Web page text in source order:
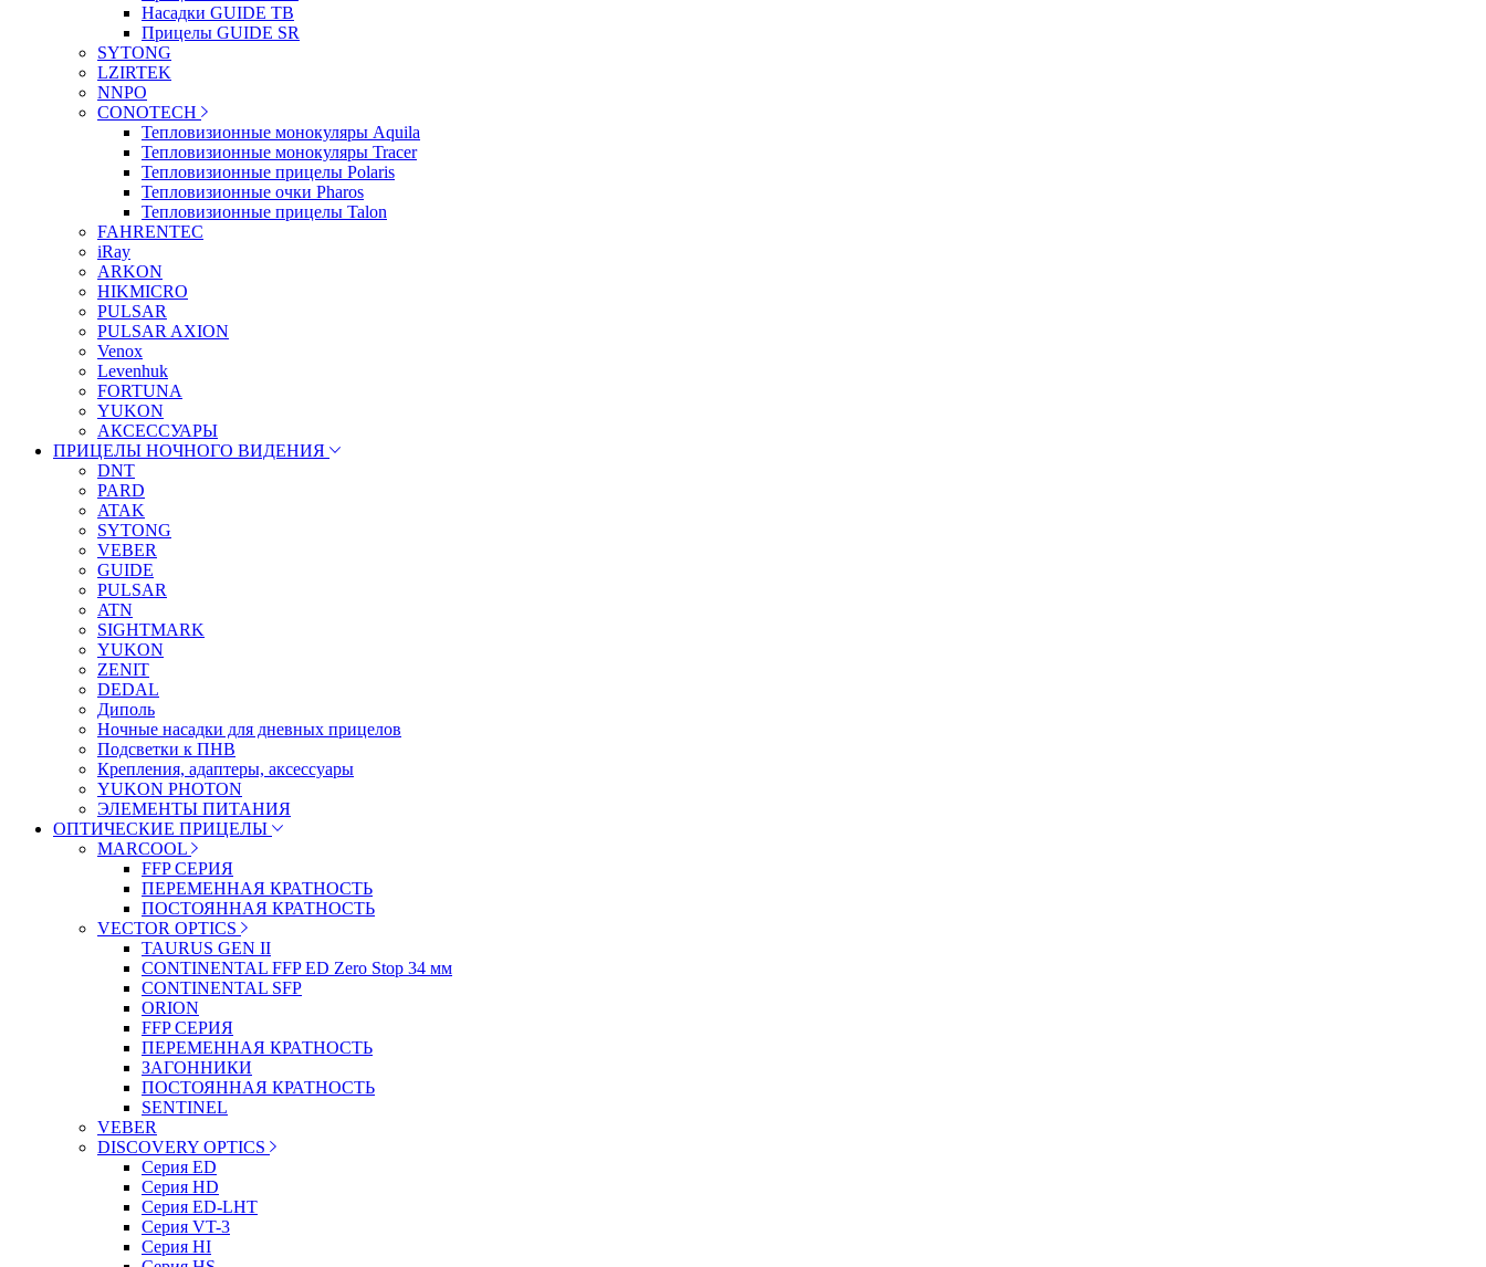
Насадки GUIDE TB
Прицелы GUIDE SR
SYTONG
LZIRTEK
NNPO
CONOTECH
Тепловизионные монокуляры Aquila
Тепловизионные монокуляры Tracer
Тепловизионные прицелы Polaris
Тепловизионные очки Pharos
Тепловизионные прицелы Talon
FAHRENTEC
iRay
ARKON
HIKMICRO
PULSAR
PULSAR AXION
Venox
Levenhuk
FORTUNA
YUKON
АКСЕССУАРЫ
ПРИЦЕЛЫ НОЧНОГО ВИДЕНИЯ
DNT
PARD
ATAK
SYTONG
VEBER
GUIDE
PULSAR
ATN
SIGHTMARK
YUKON
ZENIT
DEDAL
Диполь
Ночные насадки для дневных прицелов
Подсветки к ПНВ
Крепления, адаптеры, аксессуары
YUKON PHOTON
ЭЛЕМЕНТЫ ПИТАНИЯ
ОПТИЧЕСКИЕ ПРИЦЕЛЫ
MARCOOL
FFP СЕРИЯ
ПЕРЕМЕННАЯ КРАТНОСТЬ
ПОСТОЯННАЯ КРАТНОСТЬ
VECTOR OPTICS
TAURUS GEN II
CONTINENTAL FFP ED Zero Stop 34 мм
CONTINENTAL SFP
ORION
FFP СЕРИЯ
ПЕРЕМЕННАЯ КРАТНОСТЬ
ЗАГОННИКИ
ПОСТОЯННАЯ КРАТНОСТЬ
SENTINEL
VEBER
DISCOVERY OPTICS
Серия ED
Серия HD
Серия ED-LHT
Серия VT-3
Серия HI